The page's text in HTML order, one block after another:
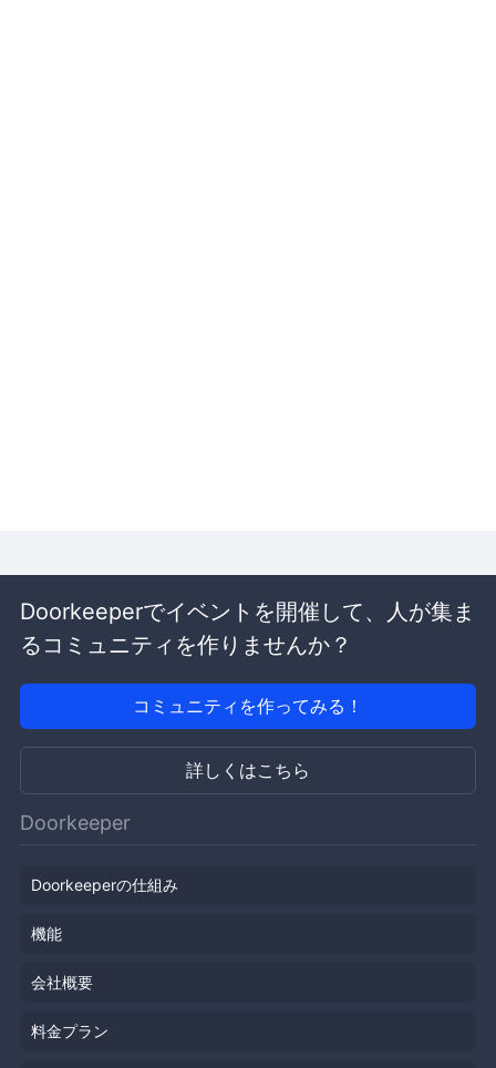
Doorkeeperでイベントを開催して、人が集ま
るコミュニティを作りませんか？
コミュニティを作ってみる！
詳しくはこちら
Doorkeeper
Doorkeeperの仕組み
機能
会社概要
料金プラン